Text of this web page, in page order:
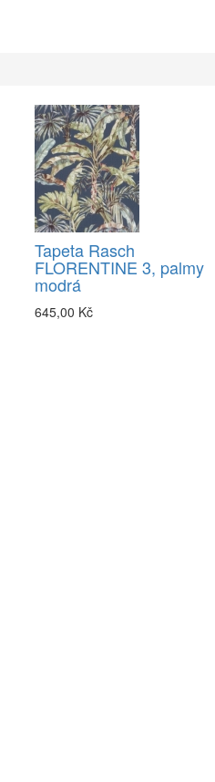
Tapeta Rasch
FLORENTINE 3, palmy
modrá
645,00 Kč